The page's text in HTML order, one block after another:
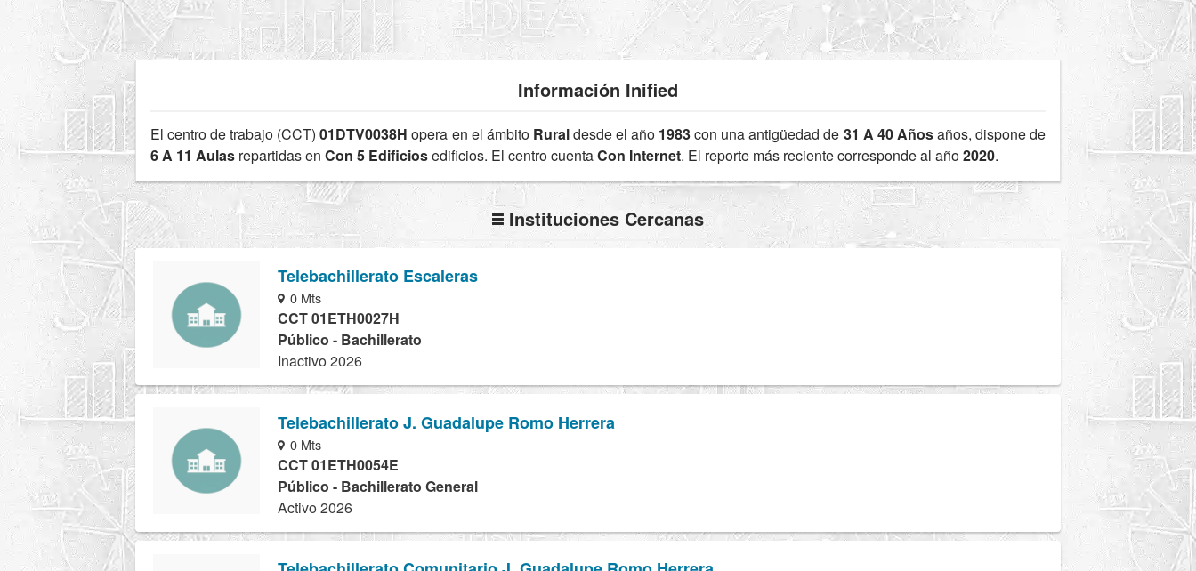
Información Inified
El centro de trabajo (CCT)01DTV0038H opera en el ámbito Ruraldesde el año 1983con una antigüedad de 31 A 40 Añosaños, dispone de
6 A 11 Aulas repartidas en Con 5 Edificiosedificios. El centro cuentaCon Internet. El reporte más reciente corresponde al año2020.
Instituciones Cercanas
Telebachillerato Escaleras
0 Mts
CCT 01ETH0027H
Público - Bachillerato
Inactivo 2026
Telebachillerato J. Guadalupe Romo Herrera
0 Mts
CCT 01ETH0054E
Público - Bachillerato General
Activo 2026